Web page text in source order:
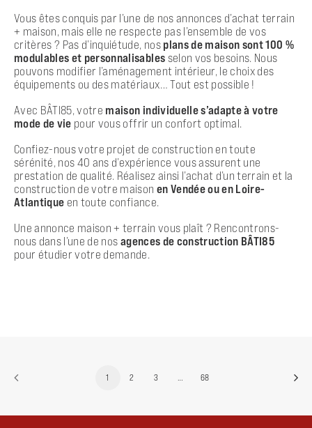
Vous êtes conquis par l’une de nos annonces d’achat terrain
+ maison, mais elle ne respecte pas l’ensemble de vos
critères ? Pas d’inquiétude, nos plans de maison sont 100 %
modulables et personnalisables selon vos besoins. Nous
pouvons modifier l’aménagement intérieur, le choix des
équipements ou des matériaux… Tout est possible !
Avec BÂTI85, votre maison individuelle s’adapte à votre
mode de vie pour vous offrir un confort optimal.
Confiez-nous votre projet de construction en toute
sérénité, nos 40 ans d’expérience vous assurent une
prestation de qualité. Réalisez ainsi l’achat d’un terrain et la
construction de votre maison en Vendée ou en Loire-
Atlantique en toute confiance.
Une annonce maison + terrain vous plaît ? Rencontrons-
nous dans l’une de nos agences de construction BÂTI85
pour étudier votre demande.
1 2 3 … 68